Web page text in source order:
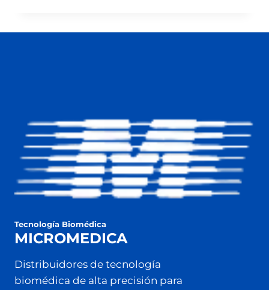
Tecnología Biomédica
MICROMEDICA
Distribuidores de tecnología
biomédica de alta precisión para